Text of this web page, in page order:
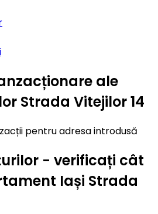
ale
Strada Vitejilor 14
pentru adresa introdusă
- verificați cât
Iași Strada